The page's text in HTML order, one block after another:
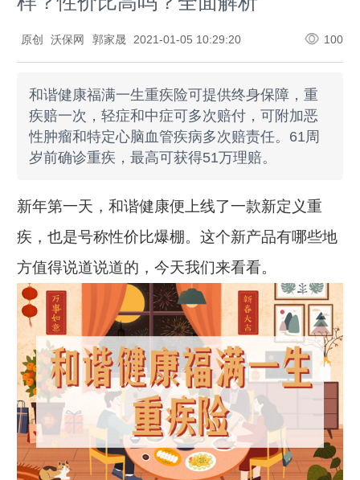
原创 沃保网 郭家晟 2021-01-05 10:29:20 100
和谐健康福满一生重疾险可提供终身保障，重
疾赔一次，轻症和中症可多次赔付，可附加恶
性肿瘤和特定心脑血管疾病多次赔责任。61周
岁前确诊重疾，最高可获得51万理赔。
新年第一天，和谐健康便上线了一款新定义重
疾，也是号称性价比爆棚。这个新产品有哪些地
方值得说道说道的，今天我们来看看。